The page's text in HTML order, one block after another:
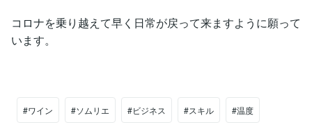
コロナを乗り越えて早く日常が戻って来ますように願って
います。
#ワイン #ソムリエ #ビジネス #スキル #温度